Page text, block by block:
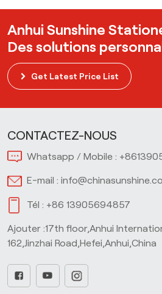
Anhui Sunshine
Des solutions
Get Latest Price List
CONTACTEZ-NOUS
Whatsapp / Mobile :
E-mail :
Tél : +86 13905694857
Ajouter :17th floor,Anhui
162,Jinzhai Road,Hefei,Anhui,China